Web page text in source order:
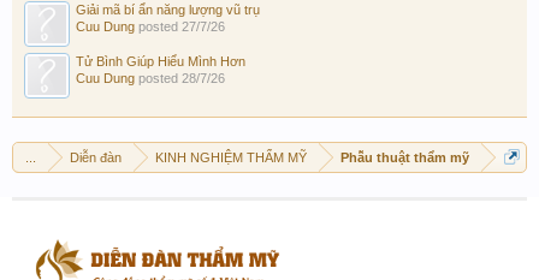
Giải mã bí ẩn năng lượng vũ trụ
Cuu Dung posted 27/7/26
Tử Bình Giúp Hiểu Mình Hơn
Cuu Dung posted 28/7/26
Diễn đàn KINH NGHIỆM THẨM MỸ Phẫu thuật thẩm mỹ